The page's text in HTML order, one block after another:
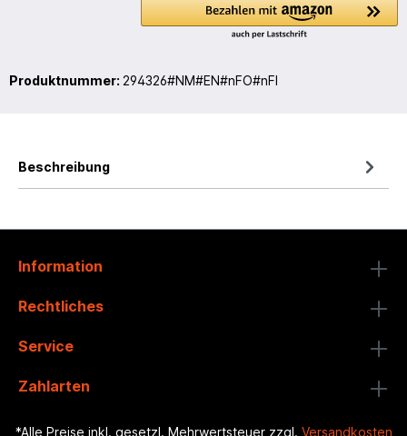
Produktnummer: 294326#NM#EN#nFO#nFI
Beschreibung
Information
Rechtliches
Service
Zahlarten
*Alle Preise inkl. gesetzl. Mehrwertsteuer zzgl. Versandkosten